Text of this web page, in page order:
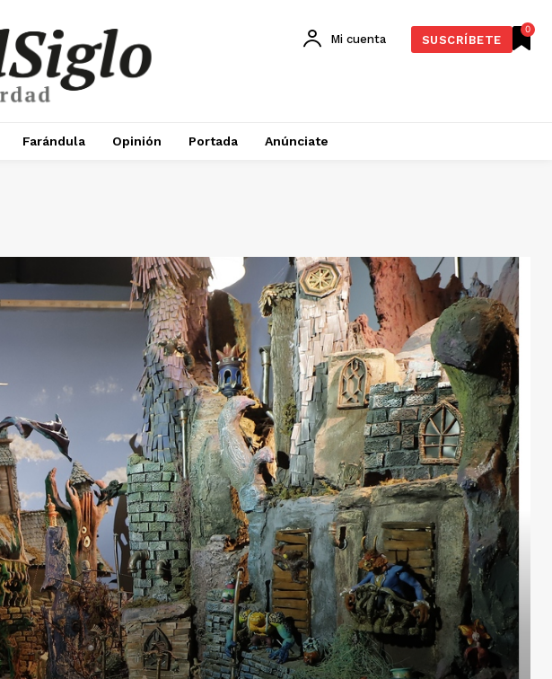
0
Mi cuenta SUSCRÍBETE
Farándula Opinión Portada Anúnciate